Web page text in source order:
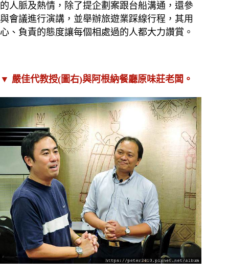
的人脈及熱情，除了提企劃案跟台船溝通，還參
與會議進行演講，並舉辦旅遊業踩線行程，其用
心、負責的態度讓每個相處過的人都大力讚賞。
▼ 嚴佳代教授(圖右)與阿根納餐廳原味莊老闆。